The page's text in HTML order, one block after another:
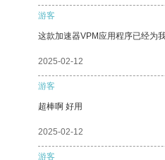
游客
这款加速器VPM应用程序已经为
2025-02-12
游客
超棒啊 好用
2025-02-12
游客